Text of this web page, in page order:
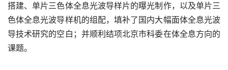
搭建、单片三色体全息光波导样片的曝光制作，以及单片三
色体全息光波导样机的组配，填补了国内大幅面体全息光波
导技术研究的空白；并顺利结项北京市科委在体全息方向的
课题。